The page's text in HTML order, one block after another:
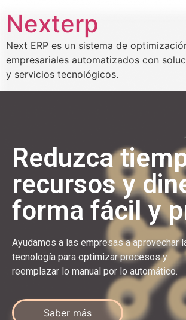
Nexterp
Next ERP es un sistema de
empresariales automatizados con
y servicios tecnológicos.
Reduzca
recursos y
forma fácil y
Ayudamos a las empresas a aprovechar
tecnología para optimizar procesos y
reemplazar lo manual por lo automático.
Saber más